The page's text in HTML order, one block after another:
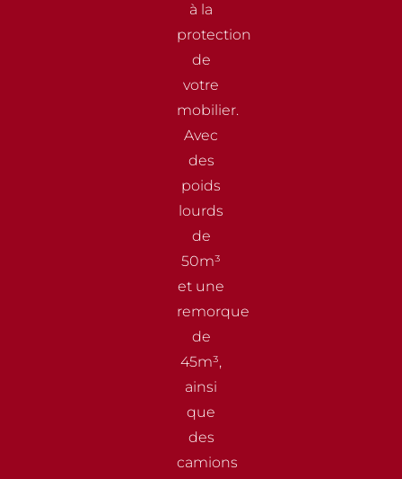
à la
protection
de
votre
mobilier.
Avec
des
poids
lourds
de
50m³
et une
remorque
de
45m³,
ainsi
que
des
camions